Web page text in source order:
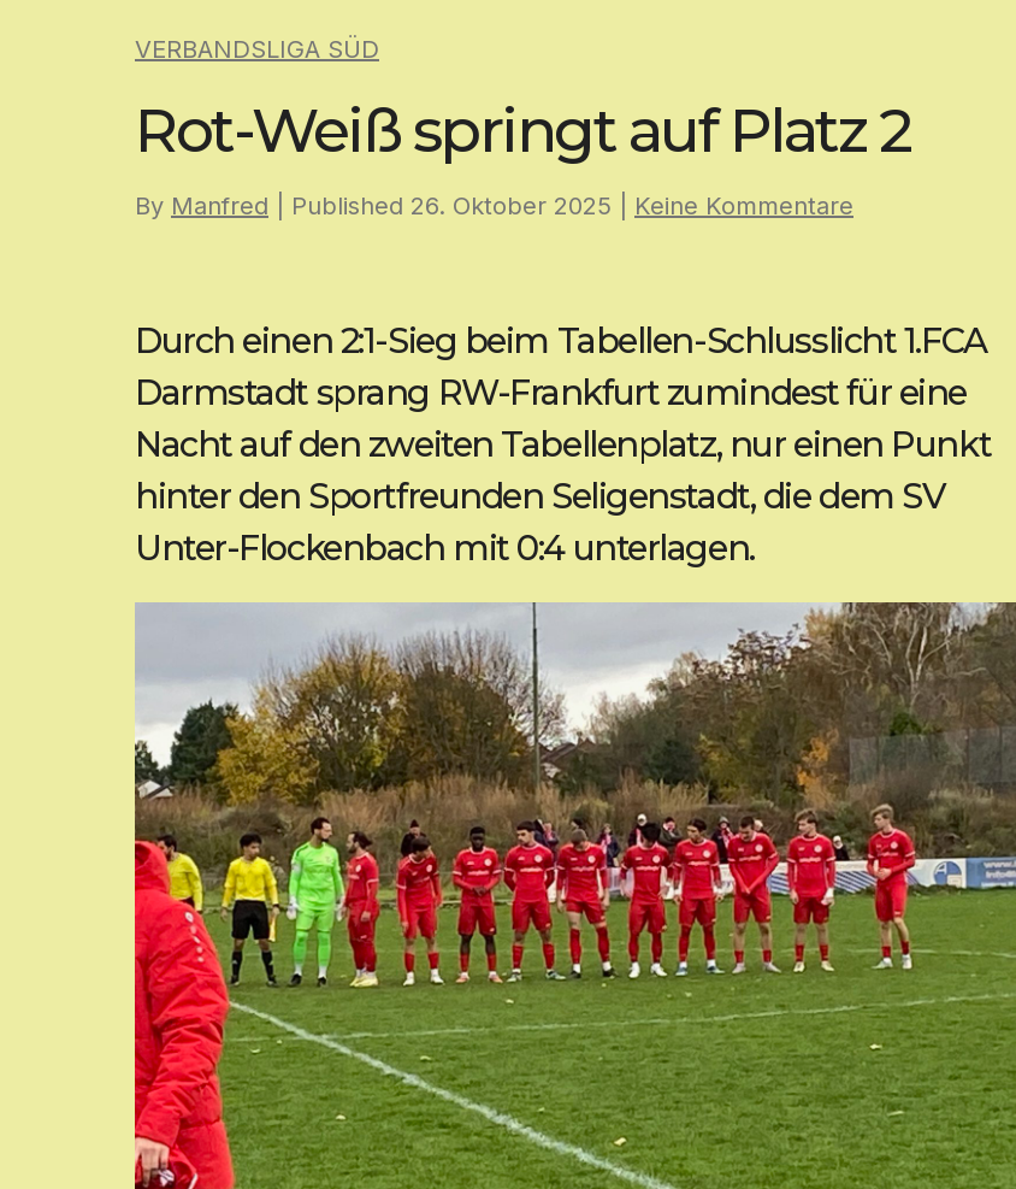
VERBANDSLIGA SÜD
Rot-Weiß springt auf Platz 2
By Manfred | Published 26. Oktober 2025 Keine Kommentare
Durch einen 2:1-Sieg beim Tabellen-Schlusslicht 1.FCA
Darmstadt sprang RW-Frankfurt zumindest für eine
Nacht auf den zweiten Tabellenplatz, nur einen Punkt
hinter den Sportfreunden Seligenstadt, die dem SV
Unter-Flockenbach mit 0:4 unterlagen.